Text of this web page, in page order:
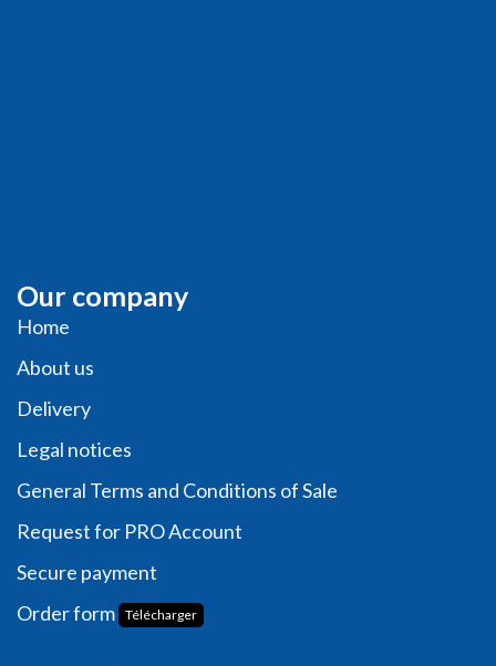
Our company
Home
About us
Delivery
Legal notices
General Terms and Conditions of Sale
Request for PRO Account
Secure payment
Order form Télécharger